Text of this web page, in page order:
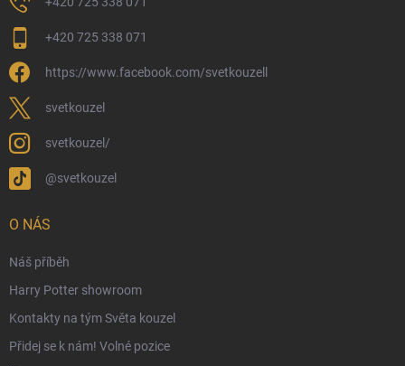
Reklamace a vrácení zboží
Věrnostní program
Velkoobchod
Ekologické balení objednávek
Podmínky ochrany osobních údajů
Ochranné známky a autorská práva
+420 725 338 071
https://www.facebook.com/svetkouzell
svetkouzel
svetkouzel/
@svetkouzel
O NÁS
Náš příběh
Harry Potter showroom
Kontakty na tým Světa kouzel
Přidej se k nám! Volné pozice